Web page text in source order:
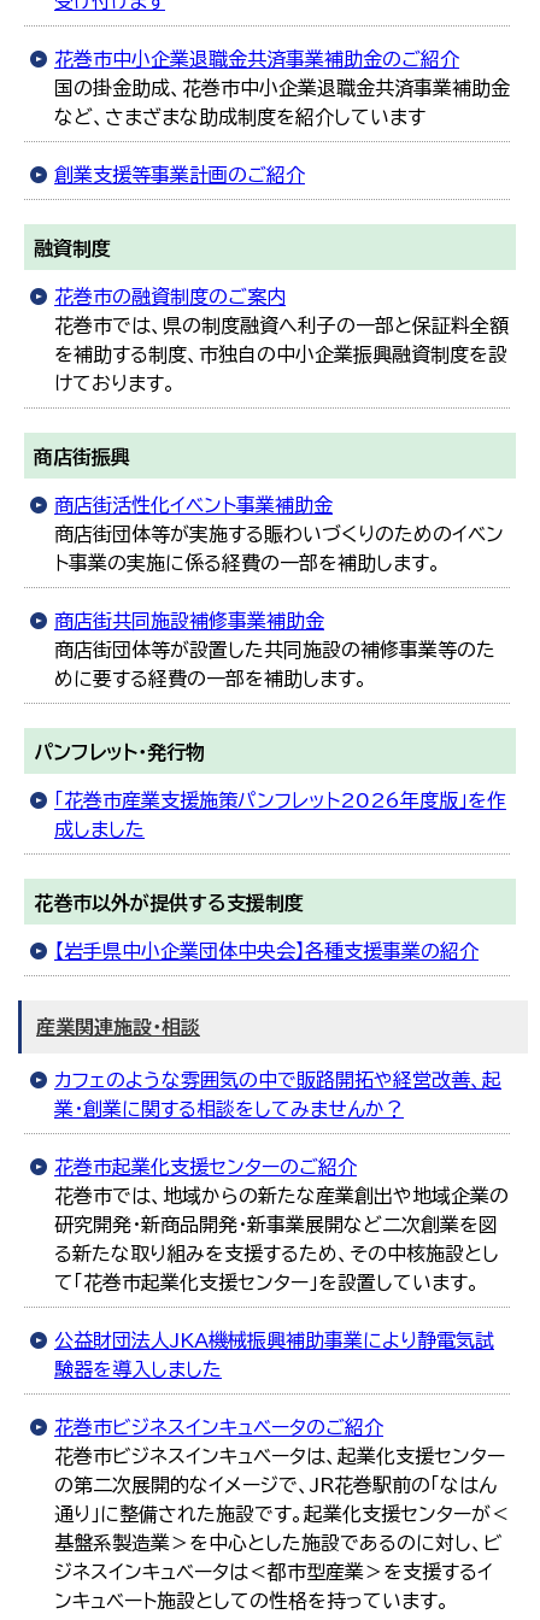
花巻市中小企業退職金共済事業補助金のご紹介
国の掛金助成、花巻市中小企業退職金共済事業補助金
など、さまざまな助成制度を紹介しています
創業支援等事業計画のご紹介
融資制度
花巻市の融資制度のご案内
花巻市では、県の制度融資へ利子の一部と保証料全額
を補助する制度、市独自の中小企業振興融資制度を設
けております。
商店街振興
商店街活性化イベント事業補助金
商店街団体等が実施する賑わいづくりのためのイベン
ト事業の実施に係る経費の一部を補助します。
商店街共同施設補修事業補助金
商店街団体等が設置した共同施設の補修事業等のた
めに要する経費の一部を補助します。
パンフレット・発行物
「花巻市産業支援施策パンフレット2026年度版」を作
成しました
花巻市以外が提供する支援制度
【岩手県中小企業団体中央会】各種支援事業の紹介
産業関連施設・相談
カフェのような雰囲気の中で販路開拓や経営改善、起
業・創業に関する相談をしてみませんか？
花巻市起業化支援センターのご紹介
花巻市では、地域からの新たな産業創出や地域企業の
研究開発・新商品開発・新事業展開など二次創業を図
る新たな取り組みを支援するため、その中核施設とし
て「花巻市起業化支援センター」を設置しています。
公益財団法人JKA機械振興補助事業により静電気試
験器を導入しました
花巻市ビジネスインキュベータのご紹介
花巻市ビジネスインキュベータは、起業化支援センター
の第二次展開的なイメージで、JR花巻駅前の「なはん
通り」に整備された施設です。起業化支援センターが＜
基盤系製造業＞を中心とした施設であるのに対し、ビ
ジネスインキュベータは＜都市型産業＞を支援するイ
ンキュベート施設としての性格を持っています。